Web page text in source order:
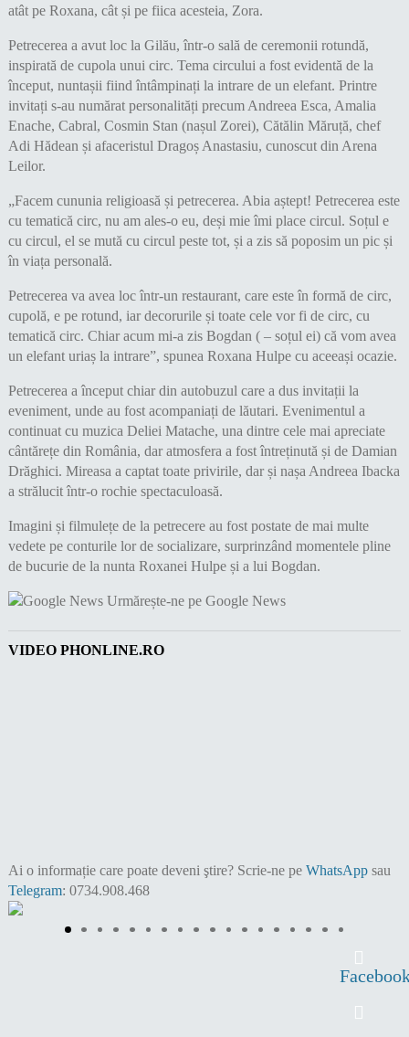
atât pe Roxana, cât și pe fiica acesteia, Zora.
Petrecerea a avut loc la Gilău, într-o sală de ceremonii rotundă,
inspirată de cupola unui circ. Tema circului a fost evidentă de la
început, nuntașii fiind întâmpinați la intrare de un elefant. Printre
invitați s-au numărat personalități precum Andreea Esca, Amalia
Enache, Cabral, Cosmin Stan (nașul Zorei), Cătălin Măruță, chef
Adi Hădean și afaceristul Dragoș Anastasiu, cunoscut din Arena
Leilor.
„Facem cununia religioasă și petrecerea. Abia aștept! Petrecerea este
cu tematică circ, nu am ales-o eu, deși mie îmi place circul. Soțul e
cu circul, el se mută cu circul peste tot, și a zis să poposim un pic și
în viața personală.
Petrecerea va avea loc într-un restaurant, care este în formă de circ,
cupolă, e pe rotund, iar decorurile și toate cele vor fi de circ, cu
tematică circ. Chiar acum mi-a zis Bogdan ( – soțul ei) că vom avea
un elefant uriaș la intrare”, spunea Roxana Hulpe cu aceeași ocazie.
Petrecerea a început chiar din autobuzul care a dus invitații la
eveniment, unde au fost acompaniați de lăutari. Evenimentul a
continuat cu muzica Deliei Matache, una dintre cele mai apreciate
cântărețe din România, dar atmosfera a fost întreținută și de Damian
Drăghici. Mireasa a captat toate privirile, dar și nașa Andreea Ibacka
a strălucit într-o rochie spectaculoasă.
Imagini și filmulețe de la petrecere au fost postate de mai multe
vedete pe conturile lor de socializare, surprinzând momentele pline
de bucurie de la nunta Roxanei Hulpe și a lui Bogdan.
Urmărește-ne pe Google News
VIDEO PHONLINE.RO
Ai o informație care poate deveni ştire? Scrie-ne pe WhatsAppsau
Telegram: 0734.908.468